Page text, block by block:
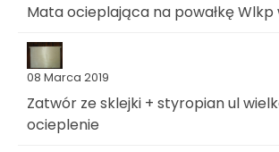
Mata ocieplająca na powałkę
08 Marca 2019
Zatwór ze sklejki + styropian ul
ocieplenie